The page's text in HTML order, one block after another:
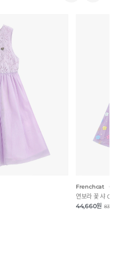
Frenchcat
연보라 꽃 샤 OP
44,660원